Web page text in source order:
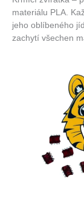
materiálu PLA.
jeho oblíbeného
zachytí všechen